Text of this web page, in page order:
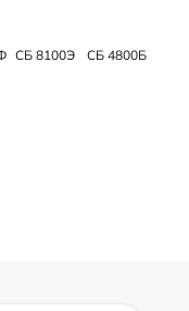
СБ 8100Э СБ 4800Б